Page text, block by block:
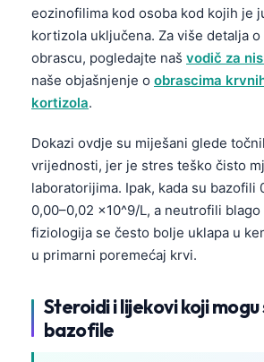
eozinofilima kod osoba kod kojih je
kortizola uključena. Za više detalja
obrascu, pogledajte naš vodič za
naše objašnjenje o obrascima
kortizola.
Dokazi ovdje su miješani glede
vrijednosti, jer je stres teško čisto
laboratorijima. Ipak, kada su bazofili
0,00–0,02 x10^9/L, a neutrofili
fiziologija se često bolje uklapa u
u primarni poremećaj krvi.
Steroidi i lijekovi koji
bazofile